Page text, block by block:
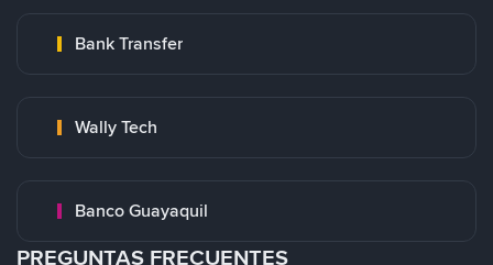
Bank Transfer
Wally Tech
Banco Guayaquil
PREGUNTAS FRECUENTES